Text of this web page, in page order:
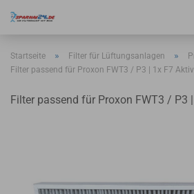
Startseite » Filter für Lüftungsanlagen »
Filter passend für Proxon FWT3 / P3 | 1x F7
Filter passend für Proxon FWT3 / P3